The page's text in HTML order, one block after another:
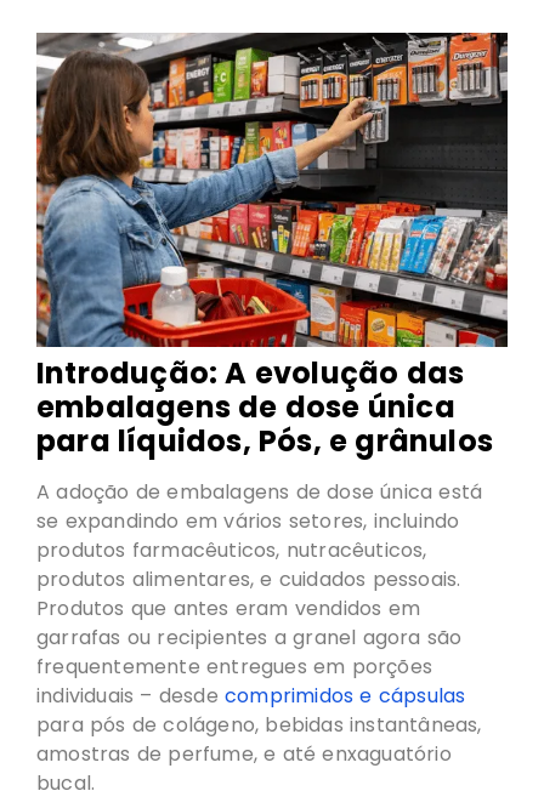
Introdução: A evolução das
embalagens de dose única
para líquidos, Pós, e grânulos
A adoção de embalagens de dose única está
se expandindo em vários setores, incluindo
produtos farmacêuticos, nutracêuticos,
produtos alimentares, e cuidados pessoais.
Produtos que antes eram vendidos em
garrafas ou recipientes a granel agora são
frequentemente entregues em porções
individuais – desde comprimidos e cápsulas
para pós de colágeno, bebidas instantâneas,
amostras de perfume, e até enxaguatório
bucal.